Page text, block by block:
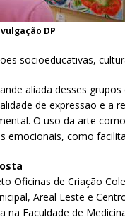
DP
socioeducativas,
aliada desses
de expressão e a
O uso da arte
emocionais, como
Oficinas de Criação
Areal Leste e
na Faculdade de